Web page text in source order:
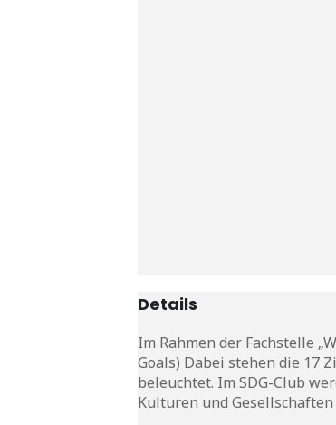
Details
Im Rahmen der Fachstelle
Goals) Dabei stehen die 17
beleuchtet. Im SDG-Club
Kulturen und